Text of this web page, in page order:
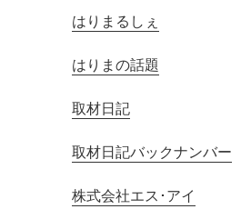
はりまるしぇ
はりまの話題
取材日記
取材日記バックナンバー
株式会社エス･アイ